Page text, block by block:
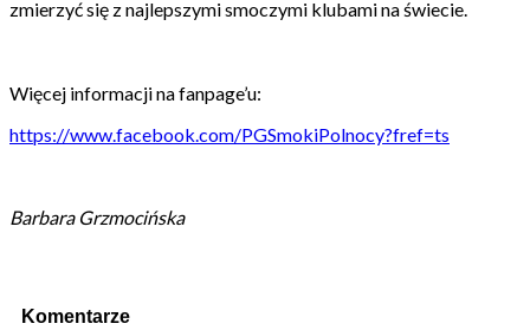
zmierzyć się z najlepszymi smoczymi klubami na świecie.
Więcej informacji na fanpage’u:
https://www.facebook.com/PGSmokiPolnocy?fref=ts
Barbara Grzmocińska
Komentarze